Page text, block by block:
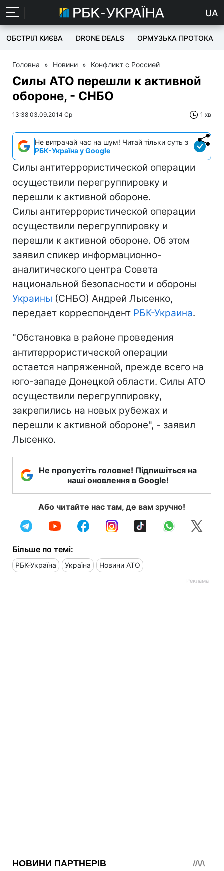
UA
ОБСТРІЛ КИЄВА DRONE DEALS ОРМУЗЬКА ПРОТОКА
Головна » Новини » Конфликт с Россией
Силы АТО перешли к активной
обороне, - СНБО
13:38 03.09.2014 Ср 1 хв
Не витрачай час на шум! Читай тільки суть з
РБК-Україна у Google
Силы антитеррористической операции
осуществили перегруппировку и
перешли к активной обороне.
Силы антитеррористической операции
осуществили перегруппировку и
перешли к активной обороне. Об этом
заявил спикер информационно-
аналитического центра Совета
национальной безопасности и обороны
Украины (СНБО) Андрей Лысенко,
передает корреспондент РБК-Украина.
"Обстановка в районе проведения
антитеррористической операции
остается напряженной, прежде всего на
юго-западе Донецкой области. Силы АТО
осуществили перегруппировку,
закрепились на новых рубежах и
перешли к активной обороне", - заявил
Лысенко.
Не пропустіть головне! Підпишіться на
наші оновлення в Google!
Або читайте нас там, де вам зручно!
Більше по темі:
РБК-Україна Україна Новини АТО